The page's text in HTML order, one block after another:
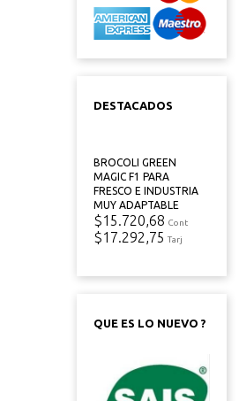
DESTACADOS
BROCOLI GREEN
MAGIC F1 PARA
FRESCO E INDUSTRIA
MUY ADAPTABLE
$15.720,68 Cont
$17.292,75 Tarj
QUE ES LO NUEVO ?